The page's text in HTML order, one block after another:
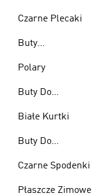
Czarne Plecaki
Buty
Polary
Buty Do
Ciężarów
Białe Kurtki
Buty Do
Czarne Spodenki
Płaszcze Zimowe